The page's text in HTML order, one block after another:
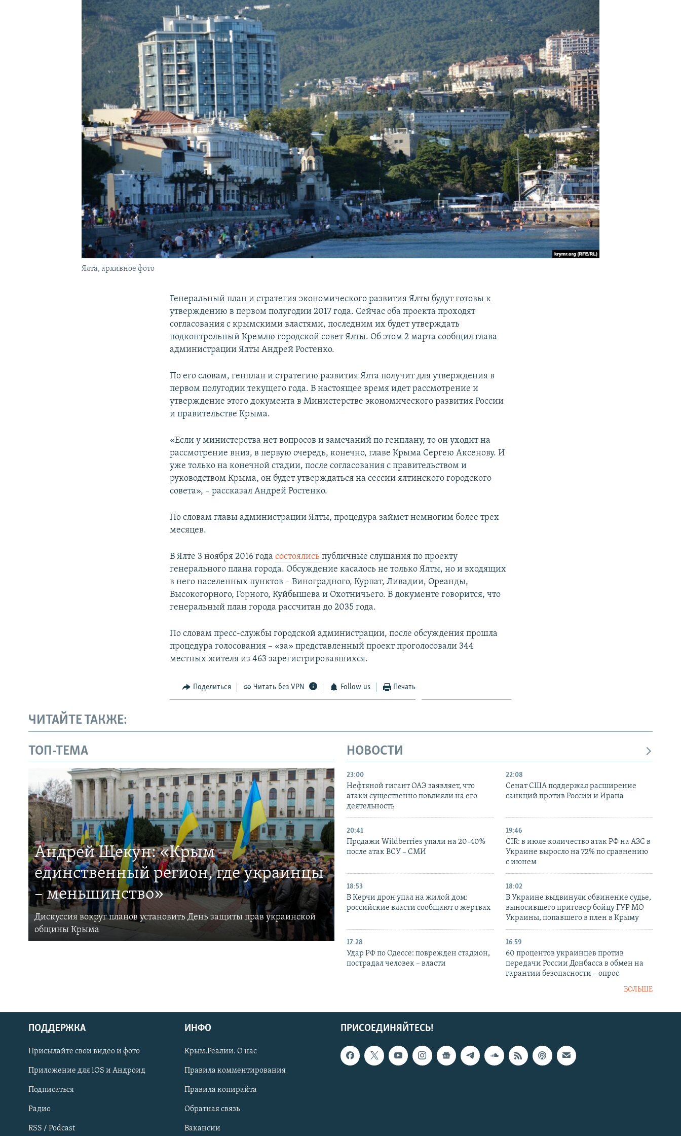
КРЫМ.НЕПОКОРЕННЫЙ
УКРАИНСКАЯ ПРОБЛЕМА КРЫМА
Українською
Qırımtatar
ПРИСОЕДИНЯЙТЕСЬ!
Ялта, архивное фото
Генеральный план и стратегия экономического развития Ялты будут готовы к
утверждению в первом полугодии 2017 года. Сейчас оба проекта проходят
согласования с крымскими властями, последним их будет утверждать
подконтрольный Кремлю городской совет Ялты. Об этом 2 марта сообщил глава
администрации Ялты Андрей Ростенко.
По его словам, генплан и стратегию развития Ялта получит для утверждения в
первом полугодии текущего года. В настоящее время идет рассмотрение и
утверждение этого документа в Министерстве экономического развития России
и правительстве Крыма.
«Если у министерства нет вопросов и замечаний по генплану, то он уходит на
рассмотрение вниз, в первую очередь, конечно, главе Крыма Сергею Аксенову. И
уже только на конечной стадии, после согласования с правительством и
руководством Крыма, он будет утверждаться на сессии ялтинского городского
совета», – рассказал Андрей Ростенко.
По словам главы администрации Ялты, процедура займет немногим более трех
месяцев.
В Ялте 3 ноября 2016 годасостоялисьпубличные слушания по проекту
генерального плана города. Обсуждение касалось не только Ялты, но и входящих
в него населенных пунктов – Виноградного, Курпат, Ливадии, Ореанды,
Высокогорного, Горного, Куйбышева и Охотничьего. В документе говорится, что
генеральный план города рассчитан до 2035 года.
По словам пресс-службы городской администрации, после обсуждения прошла
процедура голосования – «за» представленный проект проголосовали 344
местных жителя из 463 зарегистрировавшихся.
Поделиться Читать без VPN Follow us Печать
ЧИТАЙТЕ ТАКЖЕ:
ТОП-ТЕМА
Андрей Щекун: «Крым –
единственный регион, где украинцы
– меньшинство»
Дискуссия вокруг планов установить День защиты прав украинской
общины Крыма
НОВОСТИ
23:00
Нефтяной гигант ОАЭ заявляет, что
атаки существенно повлияли на его
деятельность
22:08
Сенат США поддержал расширение
санкций против России и Ирана
20:41
Продажи Wildberries упали на 20-40%
после атак ВСУ – СМИ
19:46
CIR: в июле количество атак РФ на АЗС в
Украине выросло на 72% по сравнению
с июнем
18:53
В Керчи дрон упал на жилой дом:
российские власти сообщают о жертвах
18:02
В Украине выдвинули обвинение судье,
выносившего приговор бойцу ГУР МО
Украины, попавшего в плен в Крыму
17:28
Удар РФ по Одессе: поврежден стадион,
пострадал человек – власти
16:59
60 процентов украинцев против
передачи России Донбасса в обмен на
гарантии безопасности – опрос
БОЛЬШЕ
ПРИСОЕДИНЯЙТЕСЬ!
ПОДДЕРЖКА
Присылайте свои видео и фото
Приложение для iOS и Андроид
Подписаться
Радио
RSS / Podcast
ИНФО
Крым.Реалии. О нас
Правила комментирования
Правила копирайта
Обратная связь
Вакансии